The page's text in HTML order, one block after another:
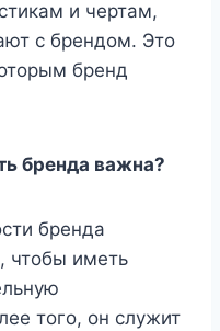
и чертам,
с брендом. Это
бренд
бренда важна?
бренда
чтобы иметь
того, он служит